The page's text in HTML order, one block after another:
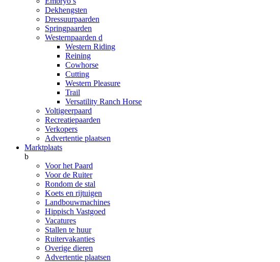
Dekhengsten
Dressuurpaarden
Springpaarden
Westernpaarden d
Western Riding
Reining
Cowhorse
Cutting
Western Pleasure
Trail
Versatility Ranch Horse
Voltigeerpaard
Recreatiepaarden
Verkopers
Advertentie plaatsen
Marktplaats
b
Voor het Paard
Voor de Ruiter
Rondom de stal
Koets en rijtuigen
Landbouwmachines
Hippisch Vastgoed
Vacatures
Stallen te huur
Ruitervakanties
Overige dieren
Advertentie plaatsen